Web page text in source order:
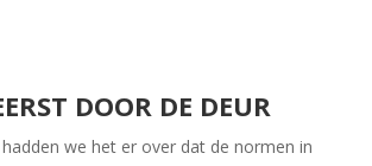
DOOR DE DEUR
we het er over dat de normen in